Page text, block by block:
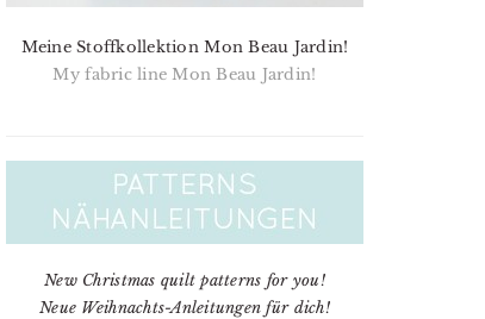
Meine Stoffkollektion Mon Beau Jardin!
My fabric line Mon Beau Jardin!
New Christmas quilt patterns for you!
Neue Weihnachts-Anleitungen für dich!